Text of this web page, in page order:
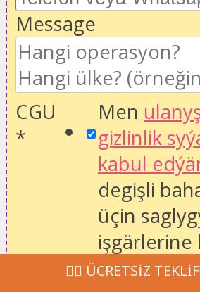
Message
CGU
*
Men
gizlinlik
kabul
degişli
üçin
işgärlerine
iberilmegi.
‍👩‍⚕ ÜCRETSİZ